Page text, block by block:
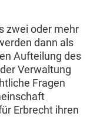
zwei oder mehr
dann als
Aufteilung des
Verwaltung
Fragen
Erbrecht ihren